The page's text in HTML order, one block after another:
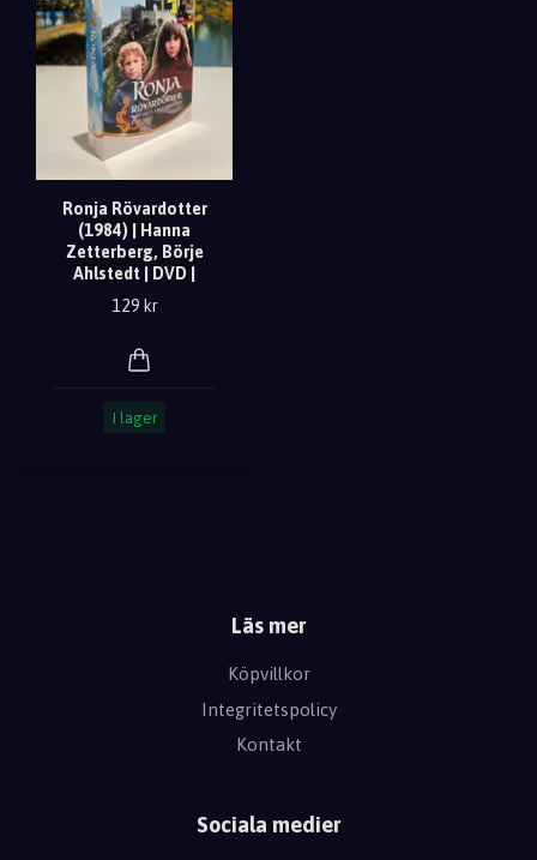
Ronja Rövardotter
(1984) | Hanna
Zetterberg, Börje
Ahlstedt | DVD |
129 kr
I lager
Läs mer
Köpvillkor
Integritetspolicy
Kontakt
Sociala medier